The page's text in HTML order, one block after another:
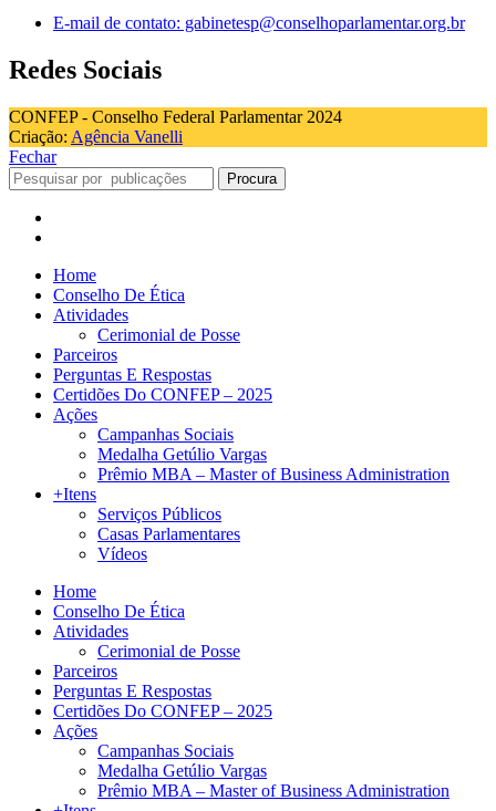
E-mail de contato: gabinetesp@conselhoparlamentar.org.br
Redes Sociais
CONFEP - Conselho Federal Parlamentar 2024
Criação: Agência Vanelli
Fechar
Procura
Home
Conselho De Ética
Atividades
Cerimonial de Posse
Parceiros
Perguntas E Respostas
Certidões Do CONFEP – 2025
Ações
Campanhas Sociais
Medalha Getúlio Vargas
Prêmio MBA – Master of Business Administration
+Itens
Serviços Públicos
Casas Parlamentares
Vídeos
Home
Conselho De Ética
Atividades
Cerimonial de Posse
Parceiros
Perguntas E Respostas
Certidões Do CONFEP – 2025
Ações
Campanhas Sociais
Medalha Getúlio Vargas
Prêmio MBA – Master of Business Administration